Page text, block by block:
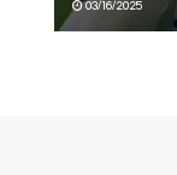
03/16/2025